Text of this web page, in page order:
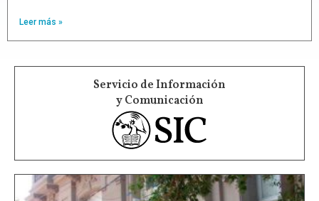
Leer más »
Servicio de Información
y Comunicación